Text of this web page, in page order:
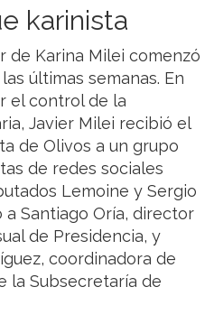
karinista
de Karina Milei comenzó
últimas semanas. En
el control de la
Javier Milei recibió el
de Olivos a un grupo
de redes sociales
Lemoine y Sergio
a Santiago Oría, director
de Presidencia, y
coordinadora de
la Subsecretaría de